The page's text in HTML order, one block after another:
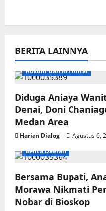
BERITA LAINNYA
Hukum dan Kriminal
Diduga Aniaya
Denai, Doni
Medan Area
Harian Dialog
Agustus 6,
Berita Daerah
Bersama Bupati,
Morawa Nikmati
Nobar di Bioskop